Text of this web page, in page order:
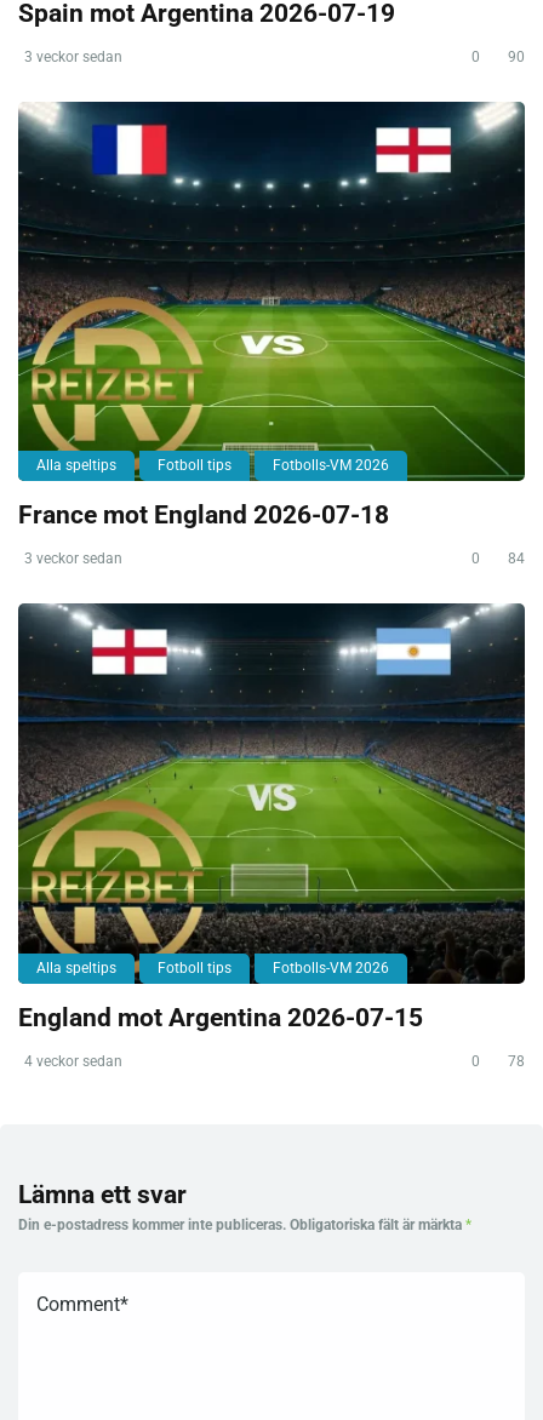
Spain mot Argentina 2026-07-19
3 veckor sedan 0 90
Alla speltips Fotboll tips Fotbolls-VM 2026
France mot England 2026-07-18
3 veckor sedan 0 84
Alla speltips Fotboll tips Fotbolls-VM 2026
England mot Argentina 2026-07-15
4 veckor sedan 0 78
Lämna ett svar
Din e-postadress kommer inte publiceras. Obligatoriska fält är märkta *